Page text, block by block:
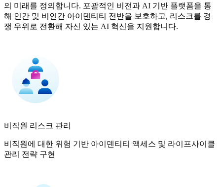
의 미래를 정의합니다. 포괄적인 비전과 AI 기반 플랫폼을 통
해 인간 및 비인간 아이덴티티 전반을 보호하고, 리스크를 경
쟁 우위로 전환해 자신 있는 AI 혁신을 지원합니다.
비직원 리스크 관리
비직원에 대한 위험 기반 아이덴티티 액세스 및 라이프사이클
관리 전략 구현